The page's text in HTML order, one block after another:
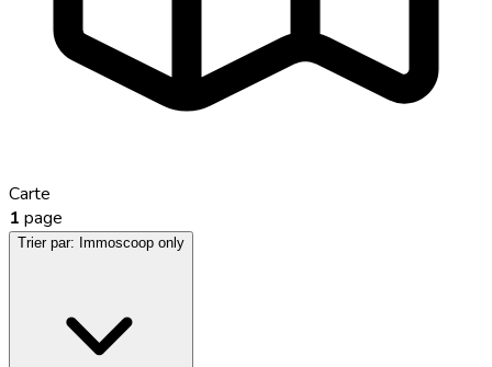
Carte
1 page
Trier par: Immoscoop only